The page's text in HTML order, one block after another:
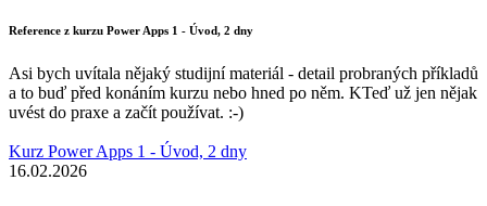
Reference z kurzu Power Apps 1 - Úvod, 2 dny
Asi bych uvítala nějaký studijní materiál - detail probraných příkladů
a to buď před konáním kurzu nebo hned po něm. KTeď už jen nějak
uvést do praxe a začít používat. :-)
Kurz Power Apps 1 - Úvod, 2 dny
16.02.2026